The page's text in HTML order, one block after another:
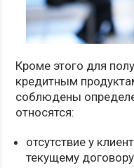
Кроме этого для
кредитным
соблюдены
относятся:
отсутствие у
текущему